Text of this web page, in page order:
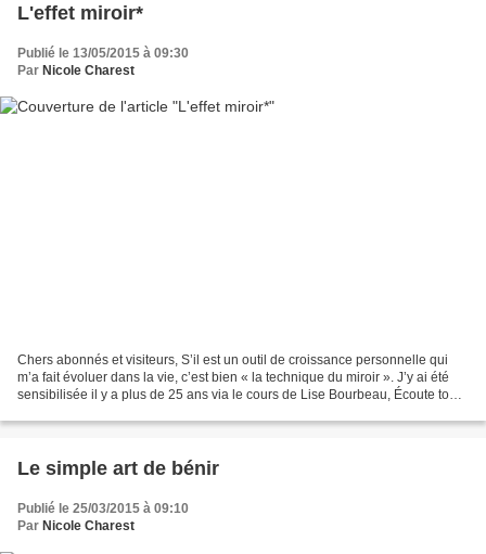
L'effet miroir*
Publié le 13/05/2015 à 09:30
Par Nicole Charest
Chers abonnés et visiteurs, S’il est un outil de croissance personnelle qui
m’a fait évoluer dans la vie, c’est bien « la technique du miroir ». J’y ai été
sensibilisée il y a plus de 25 ans via le cours de Lise Bourbeau, Écoute ton
Le simple art de bénir
Publié le 25/03/2015 à 09:10
Par Nicole Charest